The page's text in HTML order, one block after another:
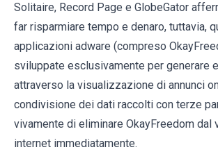
Solitaire, Record Page e GlobeGator
far risparmiare tempo e denaro, tuttavia,
applicazioni adware (compreso
sviluppate esclusivamente per generare
attraverso la visualizzazione di annunci
condivisione dei dati raccolti con terze
vivamente di eliminare OkayFreedom dal
internet immediatamente.